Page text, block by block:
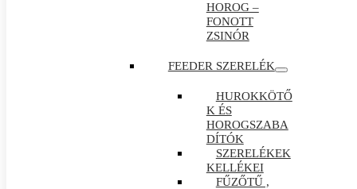
HOROG –
FONOTT
ZSINÓR
FEEDER SZERELÉK
HUROKKÖTŐ
K ÉS
HOROGSZABA
DÍTÓK
SZERELÉKEK
KELLÉKEI
FŰZŐTŰ ,